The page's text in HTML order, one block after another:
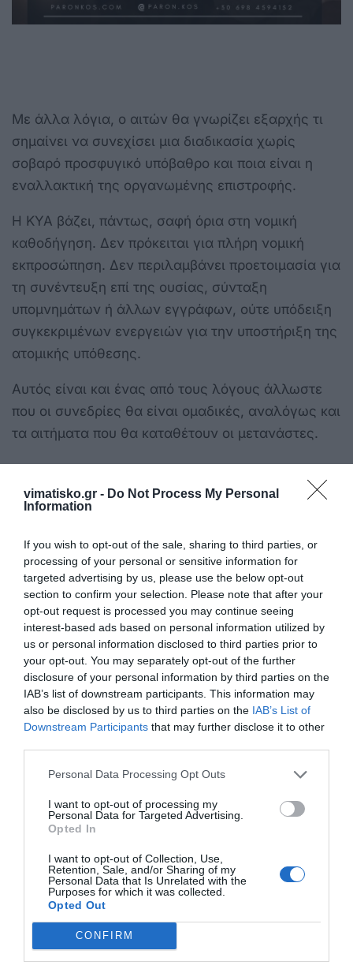
vimatisko.gr - Do Not Process My Personal
Information
If you wish to opt-out of the sale, sharing to third parties, or
processing of your personal or sensitive information for
targeted advertising by us, please use the below opt-out
section to confirm your selection. Please note that after your
opt-out request is processed you may continue seeing
interest-based ads based on personal information utilized by
us or personal information disclosed to third parties prior to
your opt-out. You may separately opt-out of the further
disclosure of your personal information by third parties on the
IAB’s list of downstream participants. This information may
also be disclosed by us to third parties on the IAB’s List of
Downstream Participants that may further disclose it to other
Personal Data Processing Opt Outs
I want to opt-out of processing my
Personal Data for Targeted Advertising.
Opted In
I want to opt-out of Collection, Use,
Retention, Sale, and/or Sharing of my
Personal Data that Is Unrelated with the
Purposes for which it was collected.
Opted Out
CONFIRM
Με άλλα λόγια, ο αιτών θα γνωρίζει εξαρχής τι
σημαίνει να συνεχίσει μια διαδικασία χωρίς
σοβαρό προσφυγικό υπόβαθρο και ποια είναι η
εναλλακτική της οργανωμένης επιστροφής.
Η ΚΥΑ βάζει, πάντως, σαφή όρια στη νομική
καθοδήγηση. Δεν πρόκειται για πλήρη νομική
εκπροσώπηση. Δεν περιλαμβάνει προετοιμασία για
τη συνέντευξη επί της ουσίας, σύνταξη
υπομνημάτων ή άλλων εγγράφων, ούτε υπόδειξη
συγκεκριμένων ενεργειών για την υποστήριξη της
ατομικής υπόθεσης.
Αυτός είναι και ένας από τους λόγους άλλωστε
που οι συνεδρίες θα είναι ομαδικές, αναλόγως και
τα αιτήματα που θα καταθέτουν οι μετανάστες.
Γρήγορες συνεδρίες, ομάδες έως 15 άτομα
Η διαδικασία οργανώνεται με σύντομα
χρονοδιαγράμματα. Εντός δύο εργάσιμων ημερών
από την υποβολή αιτήματος για δωρεάν νομική
καθοδήγηση, η αρμόδια αρχή καταχώρισης
συγκεντρώνει τα αιτήματα και ενημερώνει την
Ολομέλεια για την ημερομηνία, την ώρα και τον
τόπο διεξαγωγής της συνεδρίας. Η Ολομέλεια
πρέπει να απαντήσει εντός μίας εργάσιμης
ημέρας, επιβεβαιώνοντας την ανάθεση σε
Η καθοδήγηση παρέχεται κατά κανόνα σε ομάδες
έως 15 ατόμων που έχουν την ίδια εθνικότητα,
βρίσκονται στην ίδια διαδικασία ή στο ίδιο
αριθμού αιτήσεων ή άλλων εξαιρετικών
συνθηκών, ο αριθμός μπορεί να αυξηθεί έως 50
άτομα. Για ποινικούς κρατούμενους, η
καθοδήγηση μπορεί να παρέχεται ατομικά.
Για όσους υπάγονται στη διαδικασία συνόρων, η